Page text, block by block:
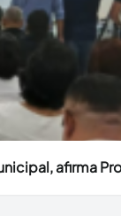
afirma